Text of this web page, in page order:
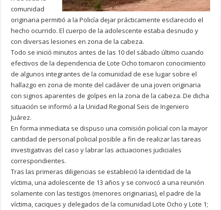
comunidad
originaria permitió a la Policía dejar prácticamente esclarecido el
hecho ocurrido. El cuerpo de la adolescente estaba desnudo y
con diversas lesiones en zona de la cabeza.
Todo se inició minutos antes de las 10 del sábado último cuando
efectivos de la dependencia de Lote Ocho tomaron conocimiento
de algunos integrantes de la comunidad de ese lugar sobre el
hallazgo en zona de monte del cadáver de una joven originaria
con signos aparentes de golpes en la zona de la cabeza. De dicha
situación se informó a la Unidad Regional Seis de Ingeniero
Juárez.
En forma inmediata se dispuso una comisión policial con la mayor
cantidad de personal policial posible a fin de realizar las tareas
investigativas del caso y labrar las actuaciones judiciales
correspondientes.
Tras las primeras diligencias se estableció la identidad de la
víctima, una adolescente de 13 años y se convocó a una reunión
solamente con las testigos (menores originarias), el padre de la
víctima, caciques y delegados de la comunidad Lote Ocho y Lote 1;